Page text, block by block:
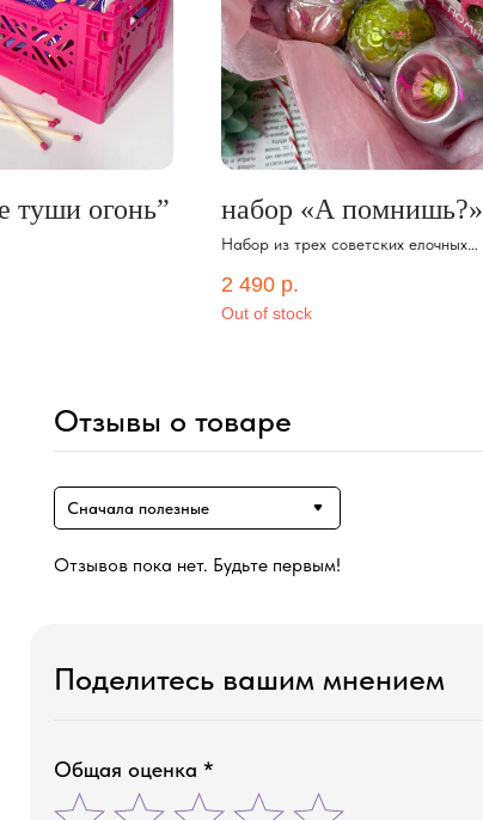
туши огонь” набор «А помнишь?»
Набор из трех советских елочных
со сгущенкой
2 490 р.
Out of stock
Отзывы о товаре
Сначала полезные
Отзывов пока нет. Будьте первым!
Поделитесь вашим мнением
Общая оценка *